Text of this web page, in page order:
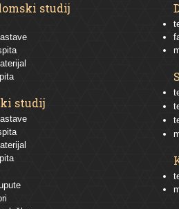
studij
studij